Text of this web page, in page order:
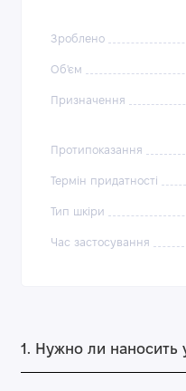
Зроблено
Об'єм
Призначення
Протипоказання
Термін придатності
Тип шкіри
Час застосування
1. Нужно ли